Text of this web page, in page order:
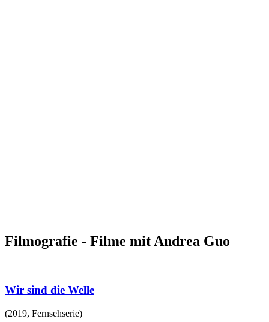
Filmografie - Filme mit Andrea Guo
Wir sind die Welle
(2019, Fernsehserie)